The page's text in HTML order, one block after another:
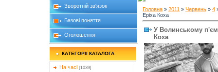
Зворотній зв'язок
Базові поняття
Оголошення
КАТЕГОРІЇ КАТАЛОГА
На часі [1039]
Головна » 2011 » Червень » 4
Еріха Коха
У Волинському
Коха